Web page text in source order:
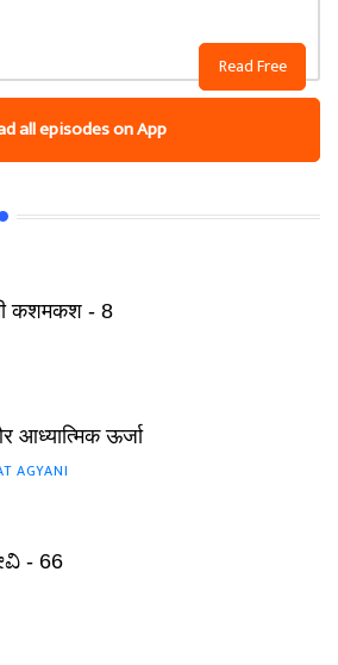
Read Free
all episodes on App
कशमकश - 8
आध्यात्मिक ऊर्जा
AGYANI
- 66